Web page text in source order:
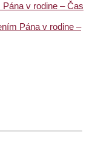
v rodine – Čas
Pána v rodine –